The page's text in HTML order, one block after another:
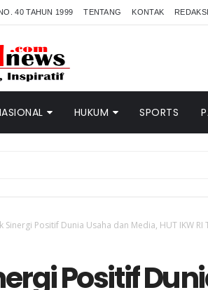
40 TAHUN 1999 TENTANG KONTAK REDAKSI
HUKUM SPORTS
Sinergi Positif Dunia Usaha dan Media, HUT IKW
Positif